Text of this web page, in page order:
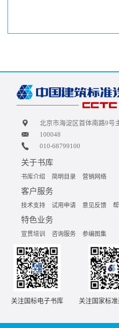
北京市海淀区首体南路9号
100048
010-68799100
关于书库
书库介绍 简明目录 营销网络
客户服务
技术支持 试用申请 意见反馈
特色业务
宣贯培训 咨询服务 参编图集
关注国标电子书库 关注国家标